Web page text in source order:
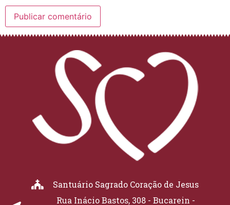
Santuário Sagrado Coração de Jesus
Rua Inácio Bastos, 308 - Bucarein -